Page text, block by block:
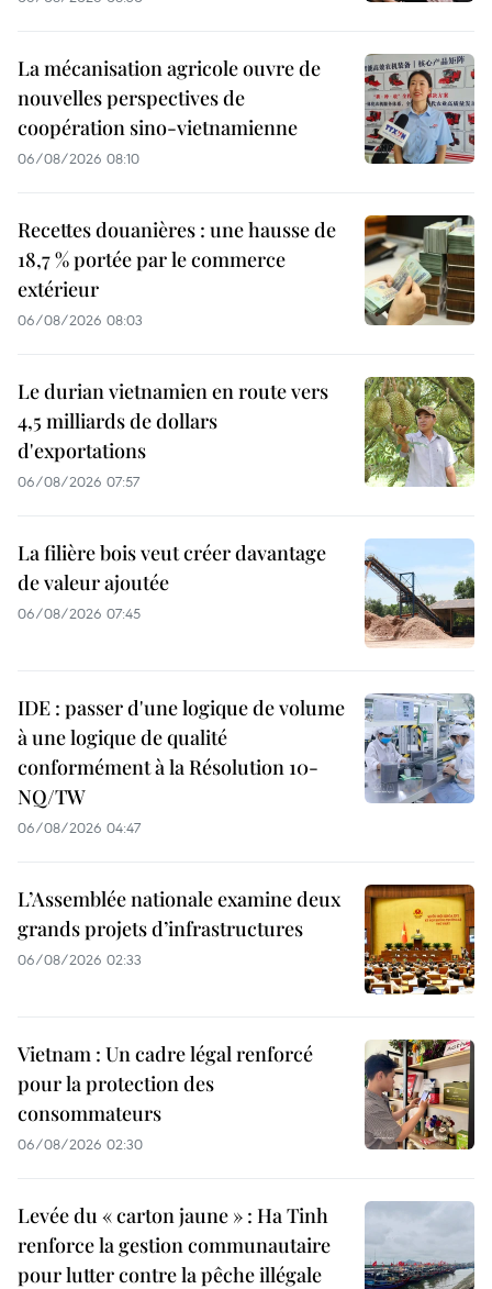
La mécanisation agricole ouvre de
nouvelles perspectives de
coopération sino-vietnamienne
06/08/2026 08:10
Recettes douanières : une hausse de
18,7 % portée par le commerce
extérieur
06/08/2026 08:03
Le durian vietnamien en route vers
4,5 milliards de dollars
d'exportations
06/08/2026 07:57
La filière bois veut créer davantage
de valeur ajoutée
06/08/2026 07:45
IDE : passer d'une logique de volume
à une logique de qualité
conformément à la Résolution 10-
NQ/TW
06/08/2026 04:47
L’Assemblée nationale examine deux
grands projets d’infrastructures
06/08/2026 02:33
Vietnam : Un cadre légal renforcé
pour la protection des
consommateurs
06/08/2026 02:30
Levée du « carton jaune » : Ha Tinh
renforce la gestion communautaire
pour lutter contre la pêche illégale